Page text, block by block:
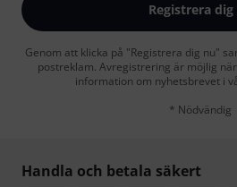
Registrera dig
Genom att klicka på "Registrera dig nu"
postreklam. Avregistrering är möjlig
information om nyhetsbrevet i
* Nödvändig
Handla och betala säkert